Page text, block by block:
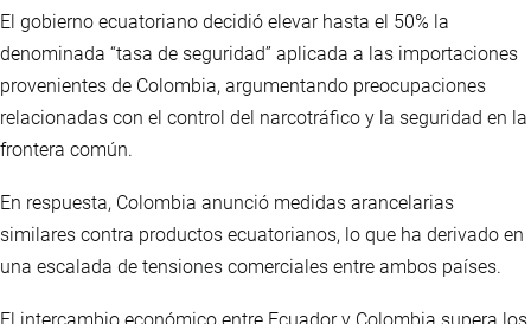
El gobierno ecuatoriano decidió elevar hasta el 50% la
denominada “tasa de seguridad” aplicada a las importaciones
provenientes de Colombia, argumentando preocupaciones
relacionadas con el control del narcotráfico y la seguridad en la
frontera común.
En respuesta, Colombia anunció medidas arancelarias
similares contra productos ecuatorianos, lo que ha derivado en
una escalada de tensiones comerciales entre ambos países.